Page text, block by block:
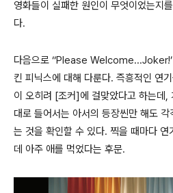
영화들이 실패한 원인이 무엇이었는지
다.
다음으로 ‘‘Please
킨 피닉스에 대해 다룬다. 즉흥적인 연
이 오히려 [조커]에 걸맞았다고 하는데,
대로 들어서는 아서의 등장씬만 해도
는 것을 확인할 수 있다. 찍을 때마다 연
데 아주 애를 먹었다는 후문.